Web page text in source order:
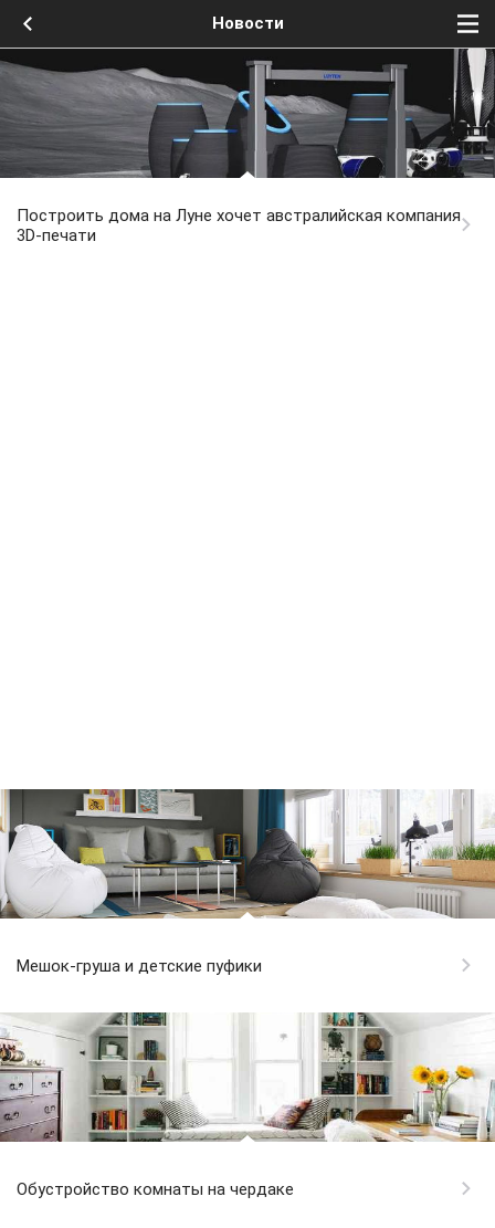
Новости
Построить дома на Луне хочет австралийская компания
3D-печати
Мешок-груша и детские пуфики
Обустройство комнаты на чердаке